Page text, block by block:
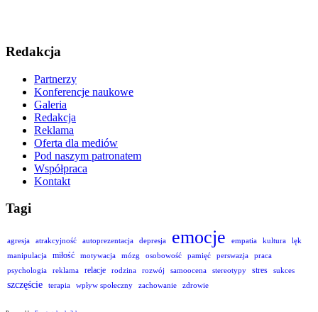
Redakcja
Partnerzy
Konferencje naukowe
Galeria
Redakcja
Reklama
Oferta dla mediów
Pod naszym patronatem
Współpraca
Kontakt
Tagi
agresja atrakcyjność autoprezentacja depresja emocje empatia kultura
lęk
manipulacja
miłość motywacja mózg osobowość pamięć perswazja
praca
psychologia
reklama relacje rodzina rozwój samoocena stereotypy stres sukces
szczęście terapia wpływ społeczny zachowanie zdrowie